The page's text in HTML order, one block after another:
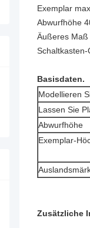
Exemplar
Abwurfhöhe
Äußeres Maß
Basisdaten.
Modellieren
Lassen Sie
Abwurfhöhe
Exemplar-
Zusätzliche